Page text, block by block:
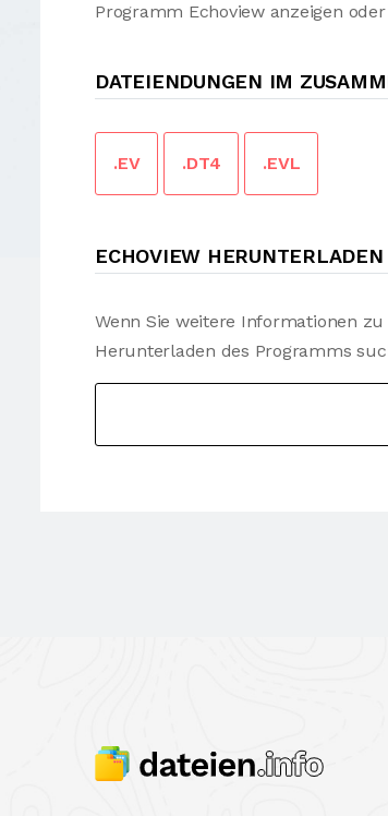
Programm Echoview anzeigen
DATEIENDUNGEN IM
.EV .DT4 .EVL
ECHOVIEW HERUNTERLADEN
Wenn Sie weitere Informationen
Herunterladen des Programms